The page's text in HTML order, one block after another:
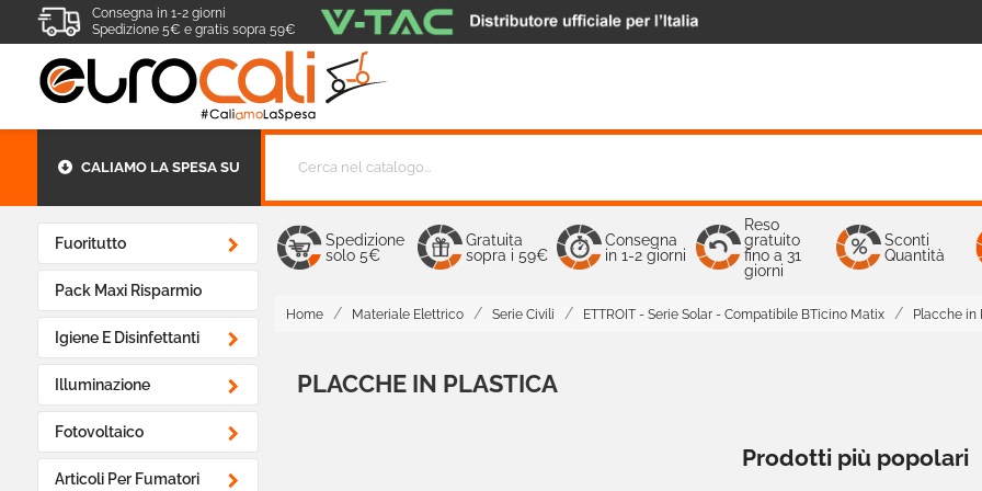
Consegna in 1-2 giorni
Spedizione 5€ e gratis sopra 59€
CALIAMO LA SPESA SU
Fuoritutto 
Pack Maxi Risparmio
Igiene E Disinfettanti 
Illuminazione 
Fotovoltaico 
Articoli Per Fumatori 
Spedizione
solo 5€
Gratuita
sopra i 59€
Consegna
in 1-2 giorni
Reso
gratuito
fino a 31
giorni
Sconti
Quantità
Home Materiale Elettrico Serie Civili ETTROIT - Serie Solar - Compatibile BTicino Matix Placche in
PLACCHE IN PLASTICA
Prodotti più popolari